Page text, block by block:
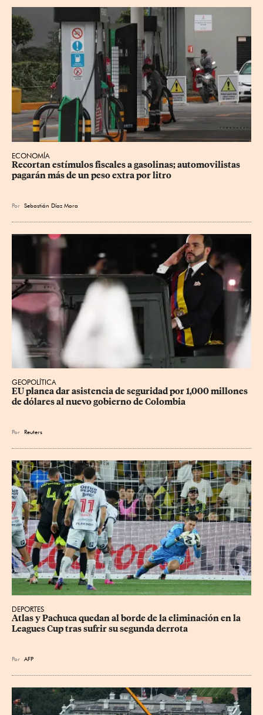
ECONOMÍA
Recortan estímulos fiscales a gasolinas; automovilistas
pagarán más de un peso extra por litro
Por Sebastián Díaz Mora
GEOPOLÍTICA
EU planea dar asistencia de seguridad por 1,000 millones
de dólares al nuevo gobierno de Colombia
Por Reuters
DEPORTES
Atlas y Pachuca quedan al borde de la eliminación en la
Leagues Cup tras sufrir su segunda derrota
Por AFP